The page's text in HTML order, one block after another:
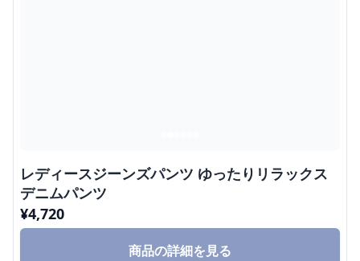
レディースジーンズパンツ ゆったりリラックス
デニムパンツ
¥4,720
商品の詳細を見る